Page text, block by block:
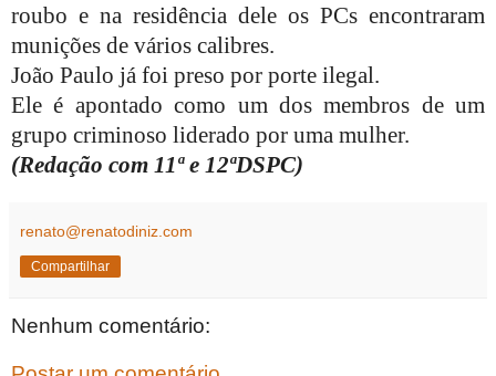
roubo e na residência dele os PCs encontraram
munições de vários calibres.
João Paulo já foi preso por porte ilegal.
Ele é apontado como um dos membros de um
grupo criminoso liderado por uma mulher.
(Redação com 11ª e 12ªDSPC)
renato@renatodiniz.com
Compartilhar
Nenhum comentário: